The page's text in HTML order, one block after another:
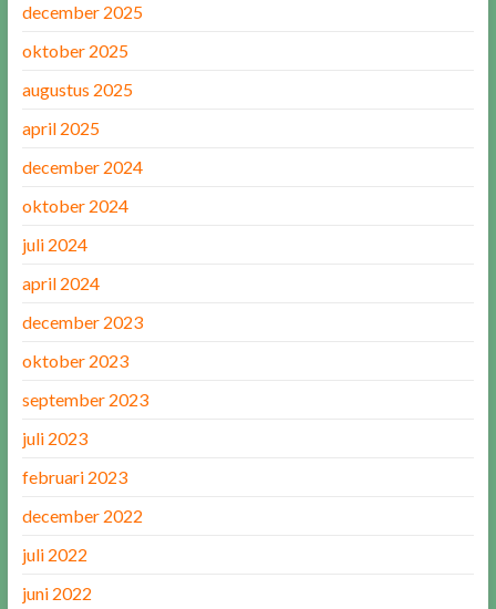
december 2025
oktober 2025
augustus 2025
april 2025
december 2024
oktober 2024
juli 2024
april 2024
december 2023
oktober 2023
september 2023
juli 2023
februari 2023
december 2022
juli 2022
juni 2022